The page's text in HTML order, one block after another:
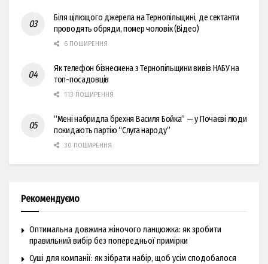
Біля цілющого джерела на Тернопільщині, де сектанти
проводять обряди, помер чоловік (Відео)
6 ПОШИРЕННЯ
Як телефон бізнесмена з Тернопільщини вивів НАБУ на
топ-посадовців
113 ПОШИРЕННЯ
“Мені набридла брехня Василя Бойка” — у Почаєві люди
покидають партію “Слуга народу”
30 ПОШИРЕННЯ
Рекомендуємо
Оптимальна довжина жіночого ланцюжка: як зробити
правильний вибір без попередньої примірки
Суші для компанії: як зібрати набір, щоб усім сподобалося